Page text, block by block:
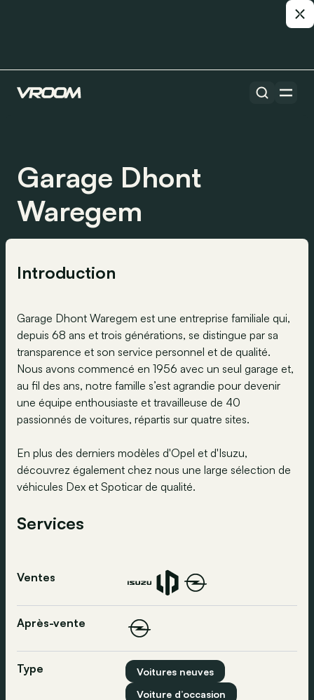
Garage Dhont
Waregem
Introduction
Garage Dhont Waregem est une entreprise familiale qui,
depuis 68 ans et trois générations, se distingue par sa
transparence et son service personnel et de qualité.
Nous avons commencé en 1956 avec un seul garage et,
au fil des ans, notre famille s’est agrandie pour devenir
une équipe enthousiaste et travailleuse de 40
passionnés de voitures, répartis sur quatre sites.
En plus des derniers modèles d'Opel et d'Isuzu,
découvrez également chez nous une large sélection de
véhicules Dex et Spoticar de qualité.
Services
Ventes
Après-vente
Type
Voitures neuves
Voiture d’occasion